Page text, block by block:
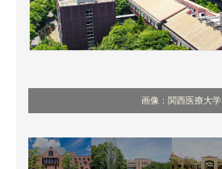
画像：関西医療大学